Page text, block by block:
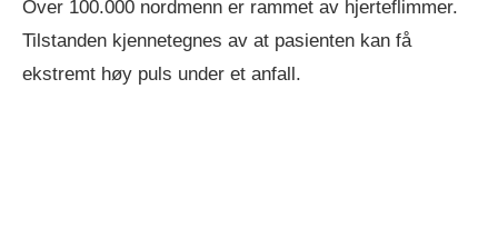
Over 100.000 nordmenn er rammet av hjerteflimmer.
Tilstanden kjennetegnes av at pasienten kan få
ekstremt høy puls under et anfall.